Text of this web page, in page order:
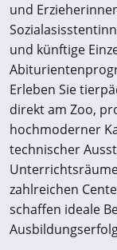
und
und künftige
Erleben Sie
direkt am Zoo,
hochmoderner
technischer
zahlreichen
schaffen ideale